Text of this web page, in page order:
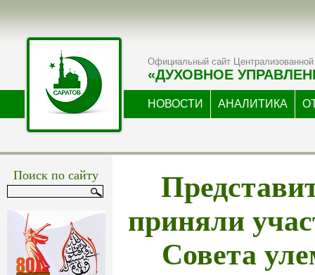
Официальный сайт Централизованной
«ДУХОВНОЕ
НОВОСТИ АНАЛИТИКА
Поиск по сайту
приняли
Совета